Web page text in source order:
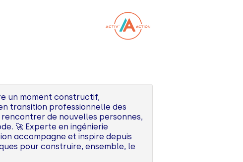
un moment constructif,
transition professionnelle des
de nouvelles personnes,
🚀 Experte en ingénierie
accompagne et inspire depuis
pour construire, ensemble, le